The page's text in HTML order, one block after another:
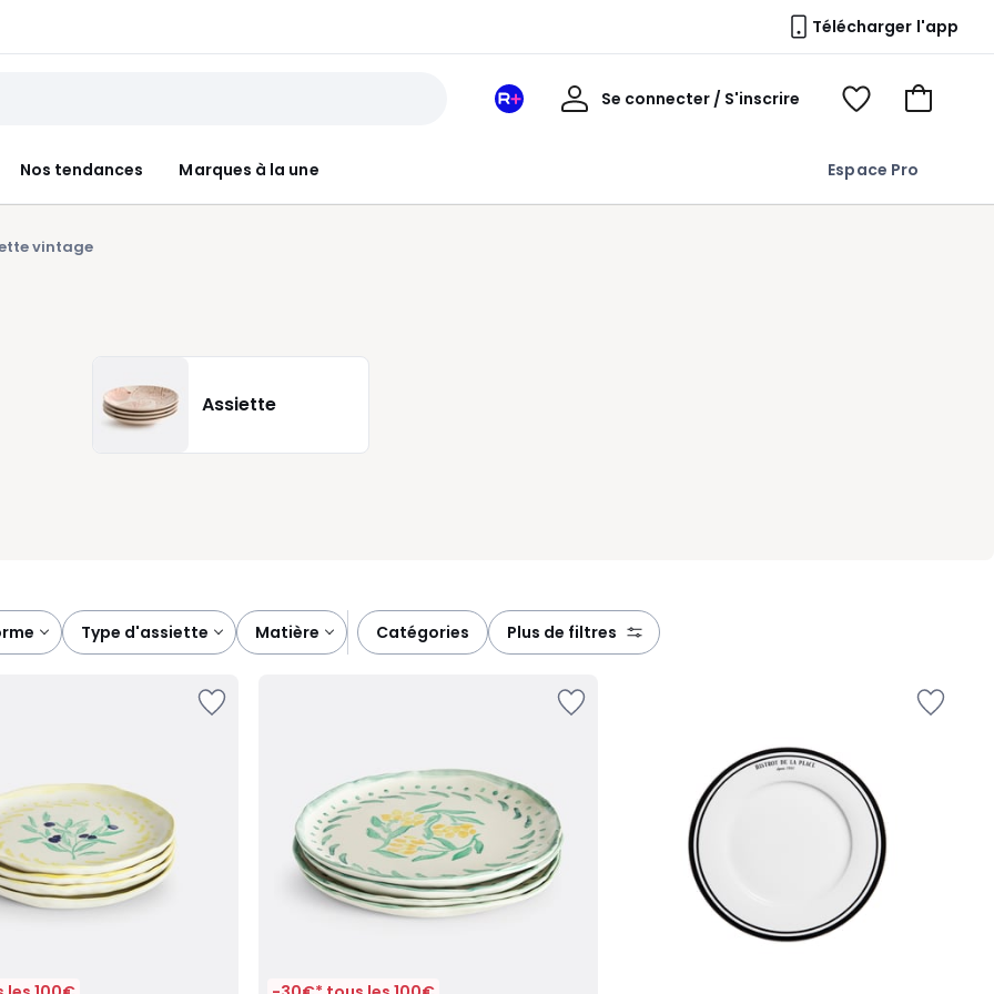
Télécharger l'app
Nos tendances Marques à la une Espace Pro
Mon
Se connecter / S'inscrire
Mon
Voir
Voir
vintage
Assiette
type d'assiette matière catégories plus de filtres